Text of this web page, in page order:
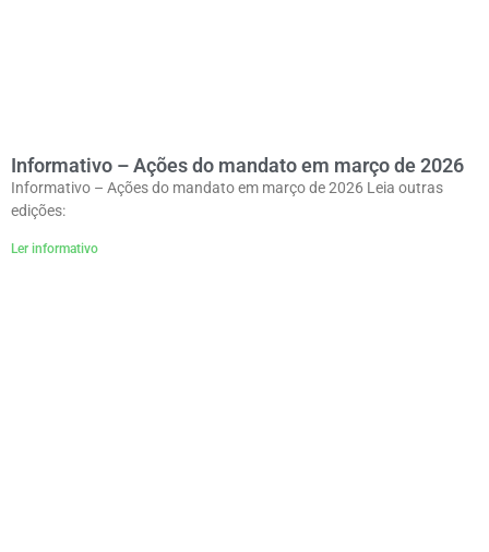
Informativo – Ações do mandato em março de 2026
Informativo – Ações do mandato em março de 2026 Leia outras
edições:
Ler informativo